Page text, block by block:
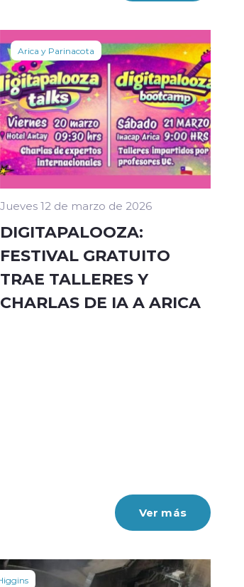
Arica y Parinacota
Jueves 12 de marzo de 2026
DIGITAPALOOZA:
FESTIVAL GRATUITO
TRAE TALLERES Y
CHARLAS DE IA A ARICA
Ver más